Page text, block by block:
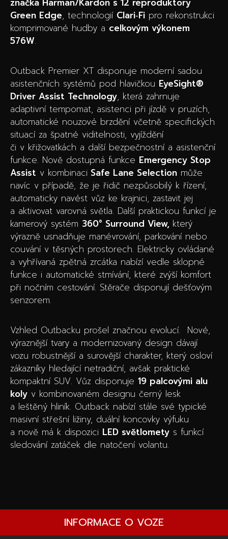
Green Edge, technologií Clari‑Fi pro rekonstrukci
komprimované hudby a celkovým výkonem
576W.
Outback Premier XT disponuje moderní sadou
asistenčních systémů pod hlavičkou EyeSight®
Driver Assist Technology, která zahrnuje
adaptivní tempomat, asistenci při jízdě v pruzích,
automatické nouzové brzdění včetně specifických
situací za špatné viditelnosti, vyjíždění
či v křižovatkách a další bezpečnostní a asistenční
funkce. Nově dostupná funkce Emergency Stop
Assist v kombinaci Safe Lane Selection může
navíc v případě, že je řidič nezpůsobilý k řízení,
automaticky navést vůz ke krajnici, zastavit jej
a aktivovat varovná světla. Další praktickou funkcí je
kamerový systém 360° Surround View, který
výrazně usnadňuje manévrování, parkování nebo
couvání v těsných prostorech. Elektricky ovládané
a vyhřívaná zpětná zrcátka nabízí vedle sklopné
funkce i automatické stmívání, které zvýší komfort
při nočním cestování. Stěrače disponují dešťovým
senzorem.
Vzhled Outbacku prošel značnou evolucí. Nové,
výraznější tvary a modernizovaný design dávají
vozu robustnější a surovější charakter, který osloví
zákazníky hledající netradiční, avšak praktické
kompaktní SUV. Vůz disponuje 19 palcovými alu
koly v kombinovaném designu černý lesk
a leštěný hliník. Outback nabízí stále své typické
masivní střešní ližiny, duální koncovky výfuku
a nově má k dispozici LED světlomety s funkcí
sledování zatáček dle natočení volantu.
INFORMACE O VOZE